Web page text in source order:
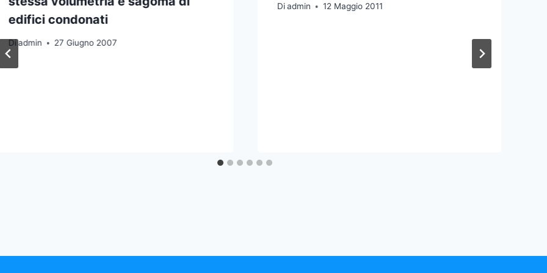
edifici condonati
Di admin 27 Giugno 2007
Di admin 12 Maggio 2011